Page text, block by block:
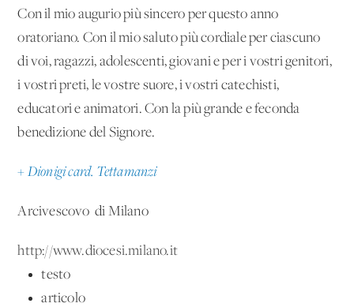
Con il mio augurio più sincero per questo anno
oratoriano. Con il mio saluto più cordiale per ciascuno
di voi, ragazzi, adolescenti, giovani e per i vostri genitori,
i vostri preti, le vostre suore, i vostri catechisti,
educatori e animatori. Con la più grande e feconda
benedizione del Signore.
+ Dionigi card. Tettamanzi
Arcivescovo di Milano
http://www.diocesi.milano.it
testo
articolo